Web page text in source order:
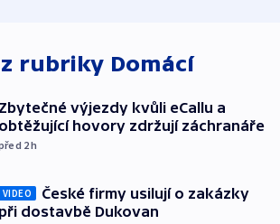
rubriky Domácí
Zbytečné výjezdy kvůli eCallu a
obtěžující hovory zdržují záchranáře
2h
VIDEO
České firmy usilují o zakázky
při dostavbě Dukovan